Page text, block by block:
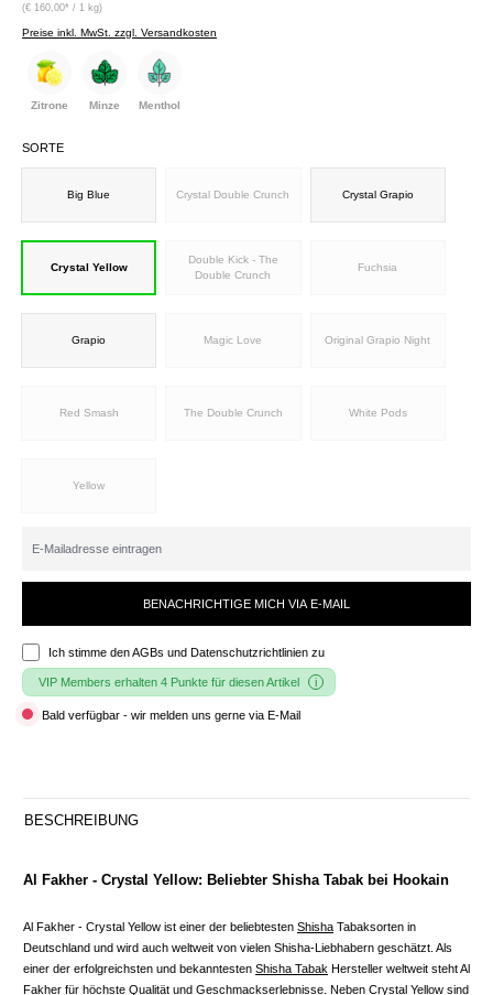
(€ 160,00* / 1 kg)
Preise inkl. MwSt. zzgl. Versandkosten
Zitrone Minze Menthol
SORTE
Big Blue Crystal Double Crunch Crystal Grapio
Crystal Yellow
Double Kick - The
Double Crunch
Fuchsia
Grapio Magic Love Original Grapio Night
Red Smash The Double Crunch White Pods
Yellow
BENACHRICHTIGE MICH VIA E-MAIL
Ich stimme denAGBs und Datenschutzrichtlinien zu
VIP Members erhalten 4 Punkte für diesen Artikel
Bald verfügbar - wir melden uns gerne via E-Mail
BESCHREIBUNG
Al Fakher - Crystal Yellow: Beliebter Shisha Tabak bei Hookain
Al Fakher - Crystal Yellow ist einer der beliebtesten Shisha Tabaksorten in
Deutschland und wird auch weltweit von vielen Shisha-Liebhabern geschätzt. Als
einer der erfolgreichsten und bekanntesten Shisha Tabak Hersteller weltweit steht Al
Fakher für höchste Qualität und Geschmackserlebnisse. Neben Crystal Yellow sind